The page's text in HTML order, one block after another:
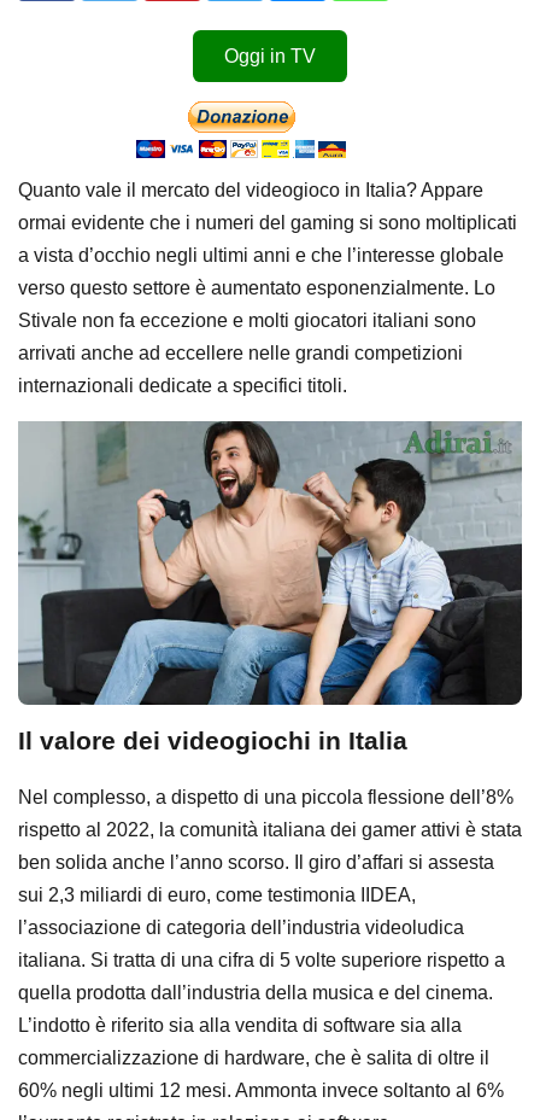
Oggi in TV
Quanto vale il mercato del videogioco in Italia? Appare
ormai evidente che i numeri del gaming si sono moltiplicati
a vista d’occhio negli ultimi anni e che l’interesse globale
verso questo settore è aumentato esponenzialmente. Lo
Stivale non fa eccezione e molti giocatori italiani sono
arrivati anche ad eccellere nelle grandi competizioni
internazionali dedicate a specifici titoli.
Il valore dei videogiochi in Italia
Nel complesso, a dispetto di una piccola flessione dell’8%
rispetto al 2022, la comunità italiana dei gamer attivi è stata
ben solida anche l’anno scorso. Il giro d’affari si assesta
sui 2,3 miliardi di euro, come testimonia IIDEA,
l’associazione di categoria dell’industria videoludica
italiana. Si tratta di una cifra di 5 volte superiore rispetto a
quella prodotta dall’industria della musica e del cinema.
L’indotto è riferito sia alla vendita di software sia alla
commercializzazione di hardware, che è salita di oltre il
60% negli ultimi 12 mesi. Ammonta invece soltanto al 6%